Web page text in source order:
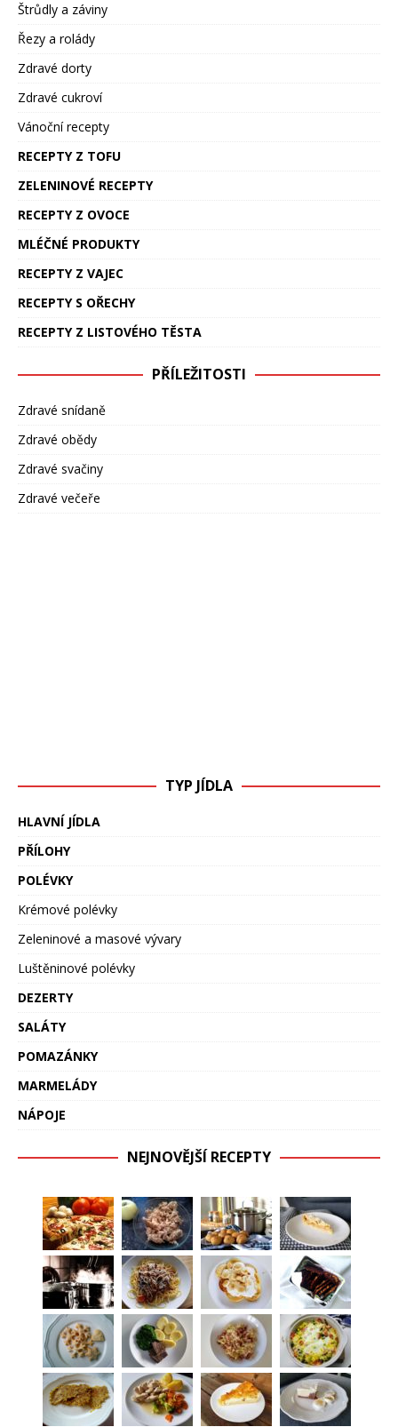
Štrůdly a záviny
Řezy a rolády
Zdravé dorty
Zdravé cukroví
Vánoční recepty
RECEPTY Z TOFU
ZELENINOVÉ RECEPTY
RECEPTY Z OVOCE
MLÉČNÉ PRODUKTY
RECEPTY Z VAJEC
RECEPTY S OŘECHY
RECEPTY Z LISTOVÉHO TĚSTA
PŘÍLEŽITOSTI
Zdravé snídaně
Zdravé obědy
Zdravé svačiny
Zdravé večeře
TYP JÍDLA
HLAVNÍ JÍDLA
PŘÍLOHY
POLÉVKY
Krémové polévky
Zeleninové a masové vývary
Luštěninové polévky
DEZERTY
SALÁTY
POMAZÁNKY
MARMELÁDY
NÁPOJE
NEJNOVĚJŠÍ RECEPTY